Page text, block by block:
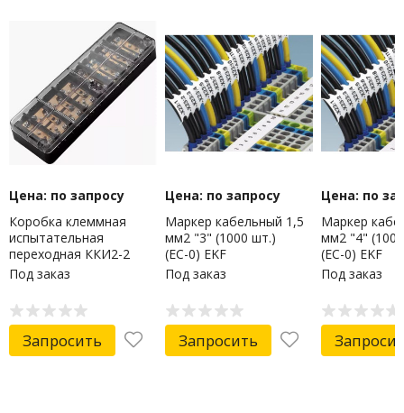
Цена: по запросу
Коробка клеммная
испытательная
переходная ККИ2-2
(латунь, прозрачная
крышка) EKF
Под заказ
Запросить
Цена: по запросу
Маркер кабельный 1,5
мм2 "3" (1000 шт.)
(ЕС-0) EKF
Под заказ
Запросить
Цена: по
Маркер
мм2 "4"
(ЕС-0) EKF
Под заказ